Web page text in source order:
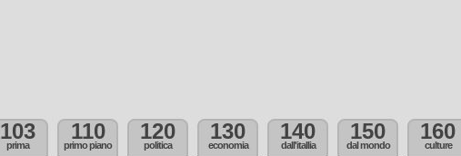
103
prima
110
primo piano
120
politica
130
economia
140
dall'itallia
150
dal mondo
160
culture